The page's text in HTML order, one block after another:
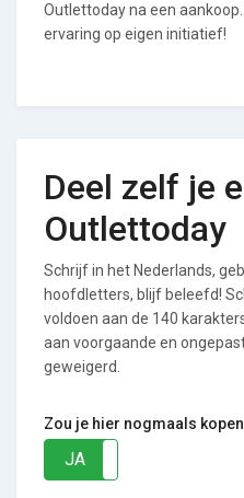
Outlettoday na een
ervaring op eigen initiatief!
Deel zelf je
Outlettoday
Schrijf in het Nederlands,
hoofdletters, blijf beleefd!
voldoen aan de 140
aan voorgaande en
geweigerd.
Zou je hier nogmaals
JA